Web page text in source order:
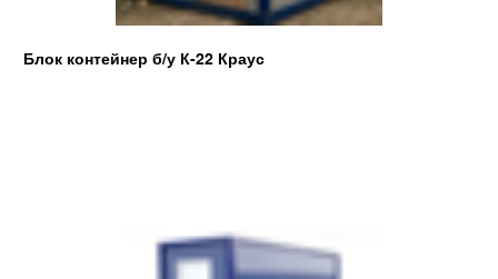
Блок контейнер б/у К-22 Краус